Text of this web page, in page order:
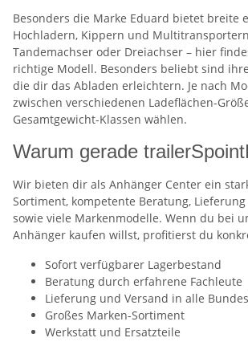
Besonders die Marke Eduard bietet breite
Hochladern, Kippern und
Tandemachser oder Dreiachser – hier
richtige Modell. Besonders beliebt sind
die dir das Abladen erleichtern. Je nach
zwischen verschiedenen Ladeflächen-
Gesamtgewicht-Klassen wählen.
Warum gerade
Wir bieten dir als Anhänger Center ein
Sortiment, kompetente Beratung,
sowie viele Markenmodelle. Wenn du bei
Anhänger kaufen willst, profitierst du
Sofort verfügbarer Lagerbestand
Beratung durch erfahrene Fachleute
Lieferung und Versand in alle
Großes Marken-Sortiment
Werkstatt und Ersatzteile